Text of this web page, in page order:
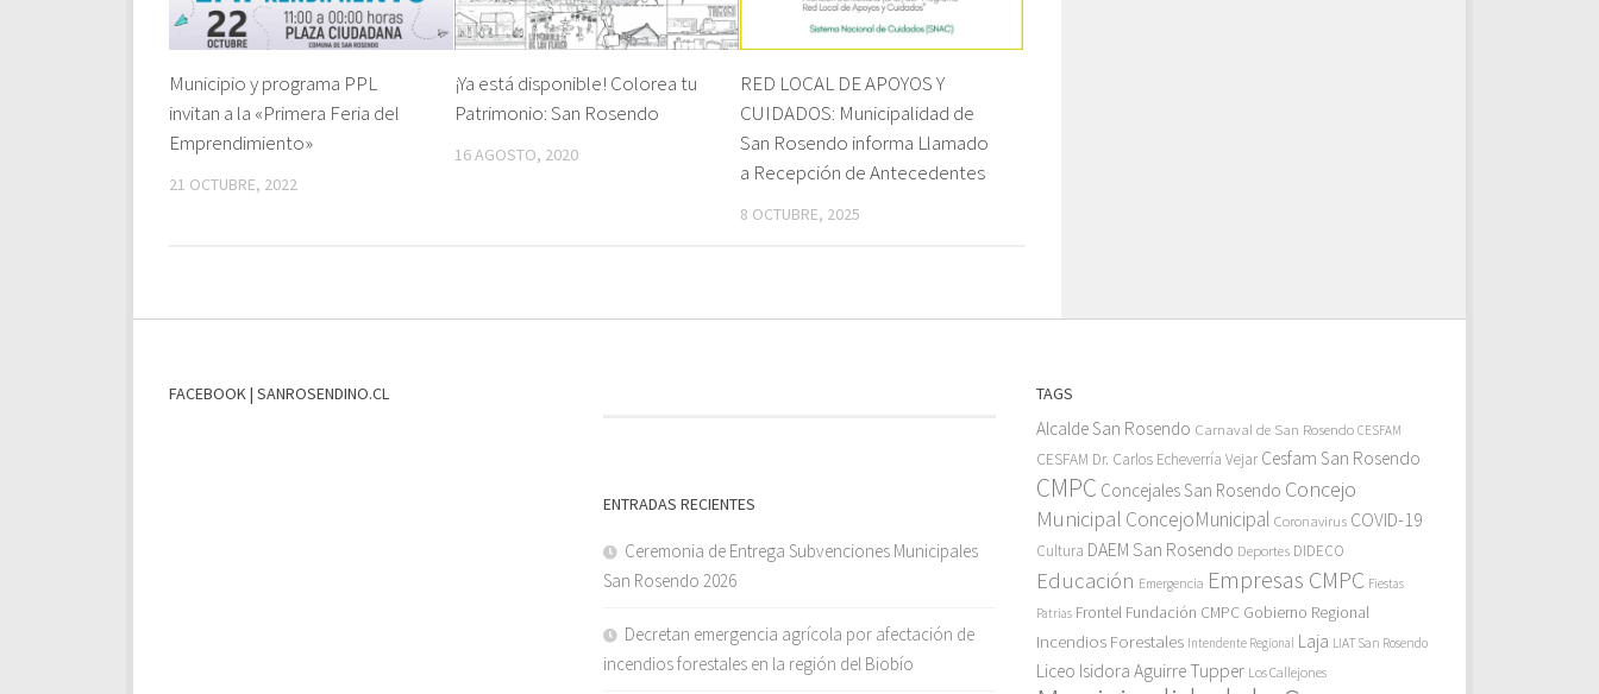
Municipio y programa PPL
invitan a la «Primera Feria del
Emprendimiento»
21 OCTUBRE, 2022
¡Ya está disponible! Colorea tu
Patrimonio: San Rosendo
16 AGOSTO, 2020
RED LOCAL DE APOYOS Y
CUIDADOS: Municipalidad de
San Rosendo informa Llamado
a Recepción de Antecedentes
8 OCTUBRE, 2025
FACEBOOK | SANROSENDINO.CL
ENTRADAS RECIENTES
Ceremonia de Entrega Subvenciones Municipales
San Rosendo 2026
Decretan emergencia agrícola por afectación de
incendios forestales en la región del Biobío
TAGS
Alcalde San Rosendo Carnaval de San Rosendo CESFAM
CESFAM Dr. Carlos Echeverría Vejar Cesfam San Rosendo
CMPC Concejales San Rosendo Concejo
Municipal ConcejoMunicipal Coronavirus COVID-19
Cultura DAEM San Rosendo Deportes DIDECO
Educación Emergencia Empresas CMPC Fiestas
Patrias Frontel Fundación CMPC Gobierno Regional
Incendios Forestales Intendente Regional Laja LIAT San Rosendo
Liceo Isidora Aguirre Tupper Los Callejones